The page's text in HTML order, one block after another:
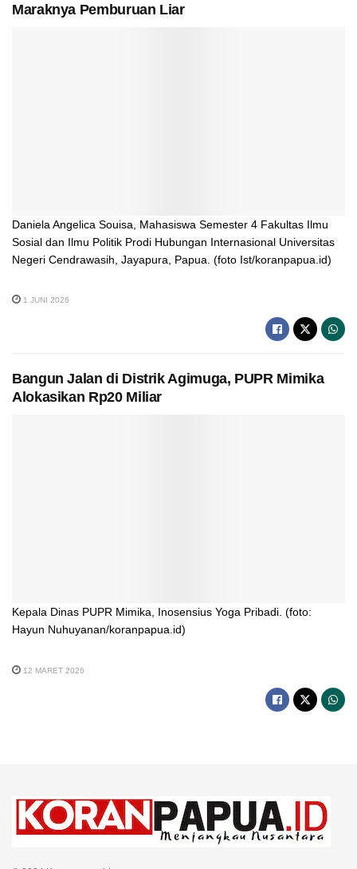
Maraknya Pemburuan Liar
Daniela Angelica Souisa, Mahasiswa Semester 4 Fakultas Ilmu
Sosial dan Ilmu Politik Prodi Hubungan Internasional Universitas
Negeri Cendrawasih, Jayapura, Papua. (foto Ist/koranpapua.id)
1 JUNI 2026
Bangun Jalan di Distrik Agimuga, PUPR Mimika
Alokasikan Rp20 Miliar
Kepala Dinas PUPR Mimika, Inosensius Yoga Pribadi. (foto:
Hayun Nuhuyanan/koranpapua.id)
12 MARET 2026